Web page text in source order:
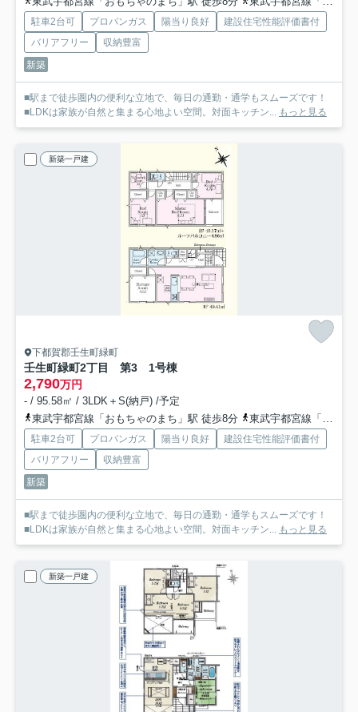
駐車2台可 プロパンガス 陽当り良好
建設住宅性能評価書付
バリアフリー
収納豊富
新築
■駅まで徒歩圏内の便利な立地で、毎日の通勤・通学もスムーズです！
■LDKは家族が自然と集まる心地よい空間。対面キッチン... もっと見る
新築一戸建
下都賀郡壬生町緑町
壬生町緑町2丁目 第3 1号棟
2,790万円
- / 95.58㎡ / 3LDK＋S(納戸) /予定
東武宇都宮線「おもちゃのまち」駅 徒歩8分
東武宇都宮線「国谷」駅 徒歩27分
駐車2台可 プロパンガス 陽当り良好
建設住宅性能評価書付
バリアフリー
収納豊富
新築
■駅まで徒歩圏内の便利な立地で、毎日の通勤・通学もスムーズです！
■LDKは家族が自然と集まる心地よい空間。対面キッチン... もっと見る
新築一戸建